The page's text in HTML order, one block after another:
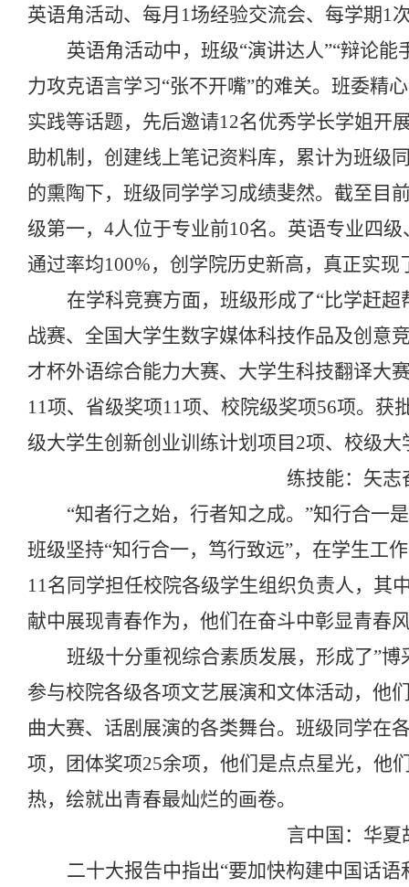
英语角活动、每月 1场经验交流会、每学期 1
英语角活动中，班级“演讲达人”“辩论
力攻克语言学习“张不开嘴”的难关。班委精
实践等话题，先后邀请12名优秀学长学姐开
助机制，创建线上笔记资料库，累计为班级
的熏陶下，班级同学学习成绩斐然。截至目
级第一， 4人位于专业前10名。英语专业四
通过率均100%，创学院历史新高，真正实现
在学科竞赛方面，班级形成了“比学赶
战赛、全国大学生数字媒体科技作品及创意
才杯外语综合能力大赛、大学生科技翻译大
11项、省级奖项11项、校院级奖项56项。获
级大学生创新创业训练计划项目 2项、校级大
练技能：矢志
“知者行之始，行者知之成。”知行合一
班级坚持“知行合一，笃行致远”，在学生工
11名同学担任校院各级学生组织负责人，其
献中展现青春作为，他们在奋斗中彰显青春
班级十分重视综合素质发展，形成了”
参与校院各级各项文艺展演和文体活动，他
曲大赛、话剧展演的各类舞台。班级同学在
项，团体奖项25余项，他们是点点星光，他
热，绘就出青春最灿烂的画卷。
言中国：华夏
二十大报告中指出“要加快构建中国话